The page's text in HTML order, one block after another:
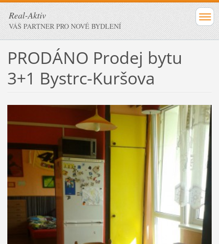
Real-Aktiv
VÁŠ PARTNER PRO NOVÉ BYDLENÍ
PRODÁNO Prodej bytu
3+1 Bystrc-Kuršova